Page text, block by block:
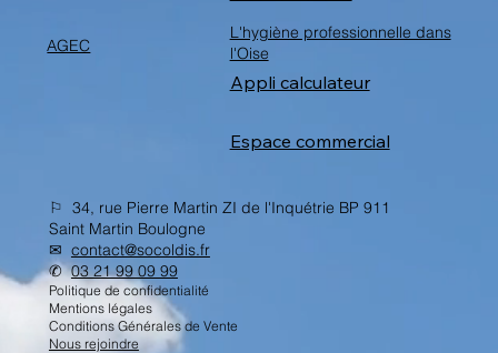
AGEC
L'hygiène professionnelle dans
l'Oise
Espace commercial
Appli calculateur
⚐ 34, rue Pierre Martin ZI de l'Inquétrie BP 911
Saint Martin Boulogne
✉︎ contact@socoldis.fr
✆03 21 99 09 99
Politique de confidentialité
Mentions légales
Conditions Générales de Vente
Nous rejoindre